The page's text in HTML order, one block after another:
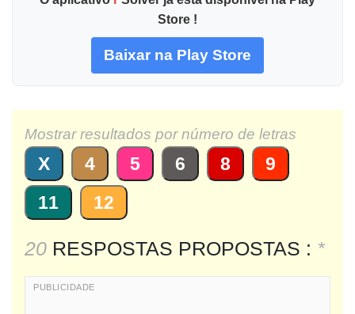
Store !
Baixar na Play Store
Mostrar resultados por número de letras
X 4 5 6 8
9
11
12
20 RESPOSTAS PROPOSTAS : *